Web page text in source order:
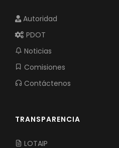
Autoridad
PDOT
Noticias
Comisiones
Contáctenos
TRANSPARENCIA
LOTAIP